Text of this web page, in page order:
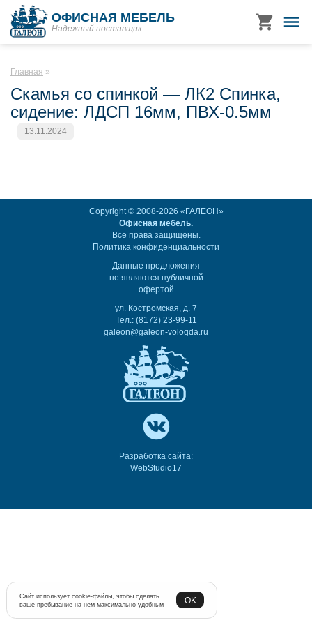
ОФИСНАЯ МЕБЕЛЬ
Надежный поставщик
Главная
Скамья со спинкой — ЛК2 Спинка,
сидение: ЛДСП 16мм, ПВХ-0.5мм
13.11.2024
Copyright © 2008-2026 «ГАЛЕОН»
Офисная мебель.
Все права защищены.
Политика конфиденциальности
Данные предложения
не являются публичной
офертой
ул. Костромская, д. 7
Тел.: (8172) 23-99-11
galeon@galeon-vologda.ru
Разработка сайта:
WebStudio17
Сайт использует cookie-файлы, чтобы сделать
ваше пребывание на нем максимально удобным
OK